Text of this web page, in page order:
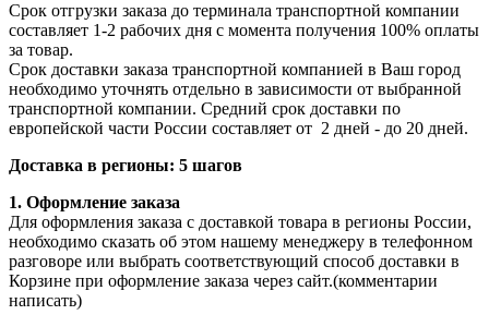
Срок отгрузки заказа до терминала транспортной компании
составляет 1-2 рабочих дня с момента получения 100% оплаты
за товар.
Срок доставки заказа транспортной компанией в Ваш город
необходимо уточнять отдельно в зависимости от выбранной
транспортной компании. Средний срок доставки по
европейской части России составляет от 2 дней - до 20 дней.
Доставка в регионы: 5 шагов
1. Оформление заказа
Для оформления заказа с доставкой товара в регионы России,
необходимо сказать об этом нашему менеджеру в телефонном
разговоре или выбрать соответствующий способ доставки в
Корзине при оформление заказа через сайт.(комментарии
написать)